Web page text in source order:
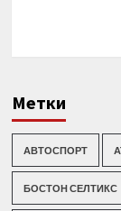
Метки
АВТОСПОРТ
БОСТОН СЕЛТИКС